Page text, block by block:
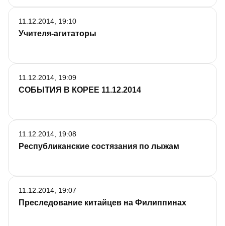
Учителя-агитаторы
11.12.2014, 19:10
СОБЫТИЯ В КОРЕЕ 11.12.2014
11.12.2014, 19:09
Республиканские состязания по лыжам
11.12.2014, 19:08
Преследование китайцев на Филиппинах
11.12.2014, 19:07